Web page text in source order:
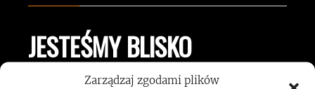
Zarządzaj zgodami plików
JESTEŚMY BLISKO